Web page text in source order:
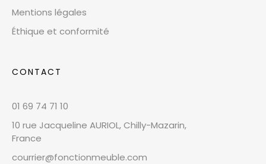
Mentions légales
Éthique et conformité
CONTACT
01 69 74 71 10
10 rue Jacqueline AURIOL, Chilly-Mazarin,
France
courrier@fonctionmeuble.com